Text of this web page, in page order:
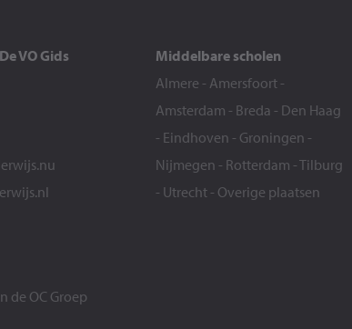
VO Gids
Middelbare scholen
Almere - Amersfoort -
Amsterdam - Breda - Den Haag
- Eindhoven - Groningen -
Nijmegen - Rotterdam -Tilburg
- Utrecht - Overige plaatsen
de OC Groep